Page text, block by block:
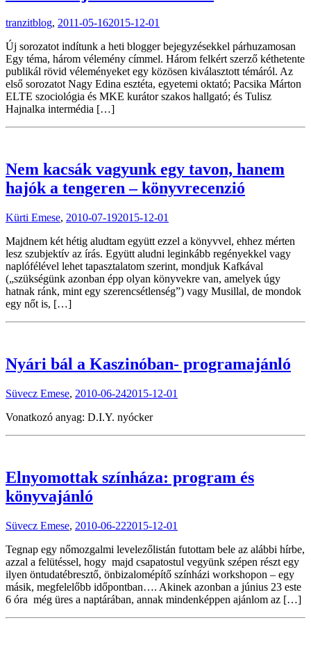
tranzitblog, 2011-05-162015-12-01
Új sorozatot indítunk a heti blogger bejegyzésekkel párhuzamosan
Egy téma, három vélemény címmel. Három felkért szerző kéthetente
publikál rövid véleményeket egy közösen kiválasztott témáról. Az
első sorozatot Nagy Edina esztéta, egyetemi oktató; Pacsika Márton
ELTE szociológia és MKE kurátor szakos hallgató; és Tulisz
Hajnalka intermédia […]
Nem kacsák vagyunk egy tavon, hanem
hajók a tengeren – könyvrecenzió
Kürti Emese, 2010-07-192015-12-01
Majdnem két hétig aludtam együtt ezzel a könyvvel, ehhez mérten
lesz szubjektív az írás. Együtt aludni leginkább regényekkel vagy
naplófélével lehet tapasztalatom szerint, mondjuk Kafkával
(„szükségünk azonban épp olyan könyvekre van, amelyek úgy
hatnak ránk, mint egy szerencsétlenség”) vagy Musillal, de mondok
egy nőt is, […]
Nyári bál a Kaszinóban- programajánló
Süvecz Emese, 2010-06-242015-12-01
Vonatkozó anyag: D.I.Y. nyócker
Elnyomottak színháza: program és
könyvajánló
Süvecz Emese, 2010-06-222015-12-01
Tegnap egy nőmozgalmi levelezőlistán futottam bele az alábbi hírbe,
azzal a felütéssel, hogy majd csapatostul vegyünk szépen részt egy
ilyen öntudatébresztő, önbizalomépítő színházi workshopon – egy
másik, megfelelőbb időpontban…. Akinek azonban a június 23 este
6 óra még üres a naptárában, annak mindenképpen ajánlom az […]